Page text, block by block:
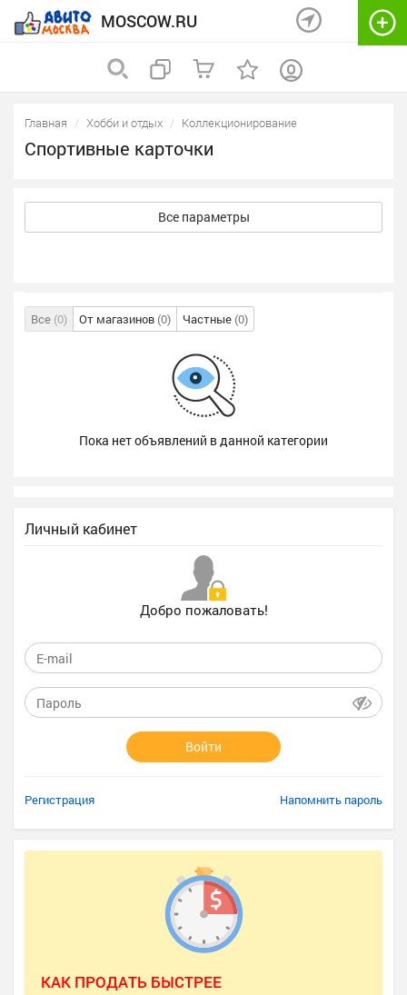
MOSCOW.RU
Главная Хобби и отдых Коллекционирование
Спортивные карточки
Все параметры
Все (0) От магазинов (0) Частные (0)
Пока нет объявлений в данной категории
Личный кабинет
Добро пожаловать!
Войти
Регистрация Напомнить пароль
КАК ПРОДАТЬ БЫСТРЕЕ